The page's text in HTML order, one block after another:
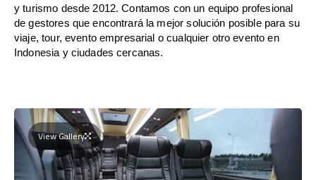
y turismo desde 2012. Contamos con un equipo profesional
de gestores que encontrará la mejor solución posible para su
viaje, tour, evento empresarial o cualquier otro evento en
Indonesia y ciudades cercanas.
View Gallery